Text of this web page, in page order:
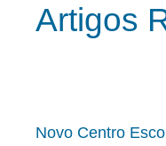
Artigos
Novo Centro